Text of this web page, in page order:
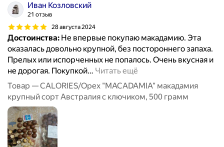
Иван Козловский
21 отзыв
28 августа 2024
Достоинства: Не впервые покупаю макадамию. Эта
оказалась довольно крупной, без постороннего запаха.
Прелых или испорченных не попалось. Очень вкусная и
не дорогая. Покупкой… Читать ещё
Товар — CALORIES/Орех "MACADAMIA" макадамия
крупный сорт Австралия с ключиком, 500 грамм